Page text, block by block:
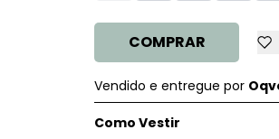
COMPRAR
Vendido e entregue por
Como Vestir